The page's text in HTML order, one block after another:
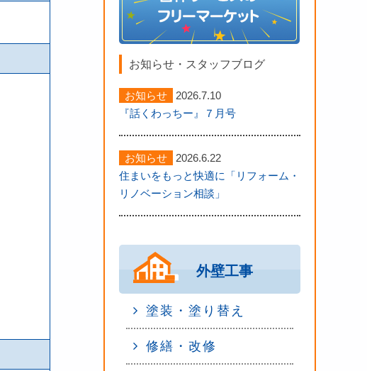
お知らせ・スタッフブログ
お知らせ
2026.7.10
『話くわっちー』７月号
お知らせ
2026.6.22
住まいをもっと快適に「リフォーム・
リノベーション相談」
外壁工事
塗装・塗り替え
修繕・改修